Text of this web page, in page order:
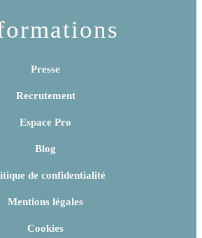
Presse
Recrutement
Espace Pro
Blog
de confidentialité
Mentions légales
Cookies